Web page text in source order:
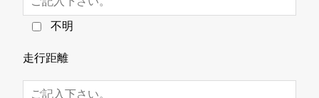
不明
走行距離